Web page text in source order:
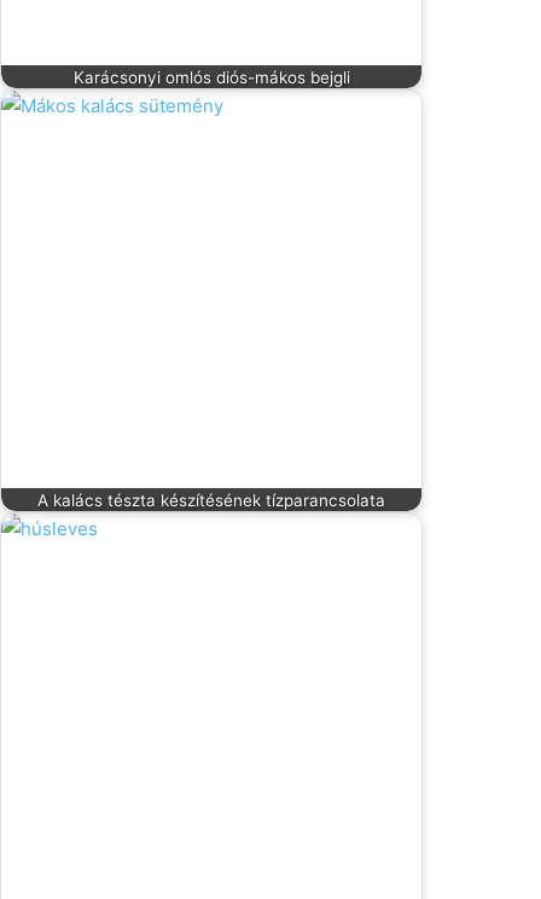
Karácsonyi omlós diós-mákos bejgli
A kalács tészta készítésének tízparancsolata